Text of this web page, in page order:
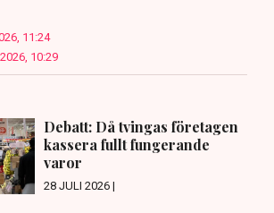
11:24
10:29
Debatt: Då tvingas företagen
kassera fullt fungerande
varor
28 JULI 2026 |